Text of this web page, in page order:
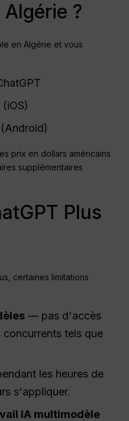
?
en Algérie et vous
prix en dollars américains
supplémentaires
Plus
certaines limitations
— pas d'accès
tels que
les heures de
s'appliquer.
IA multimodèle